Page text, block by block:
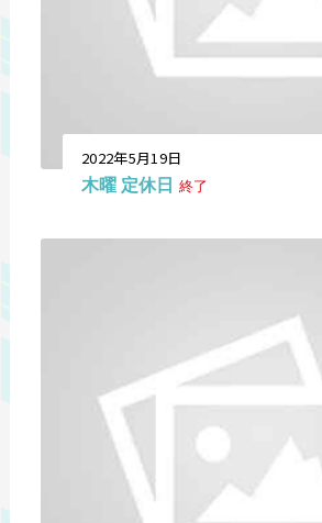
2022年5月19日
木曜 定休日 終了